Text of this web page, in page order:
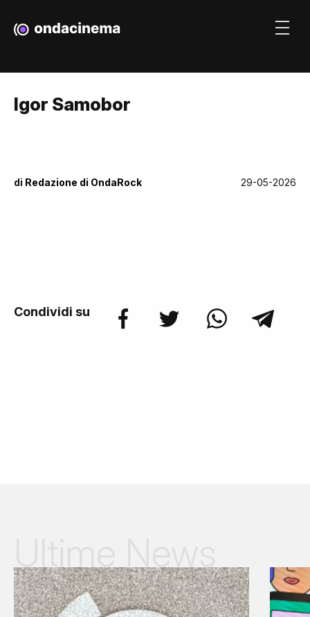
Igor Samobor
di Redazione di OndaRock 29-05-2026
Condividi su